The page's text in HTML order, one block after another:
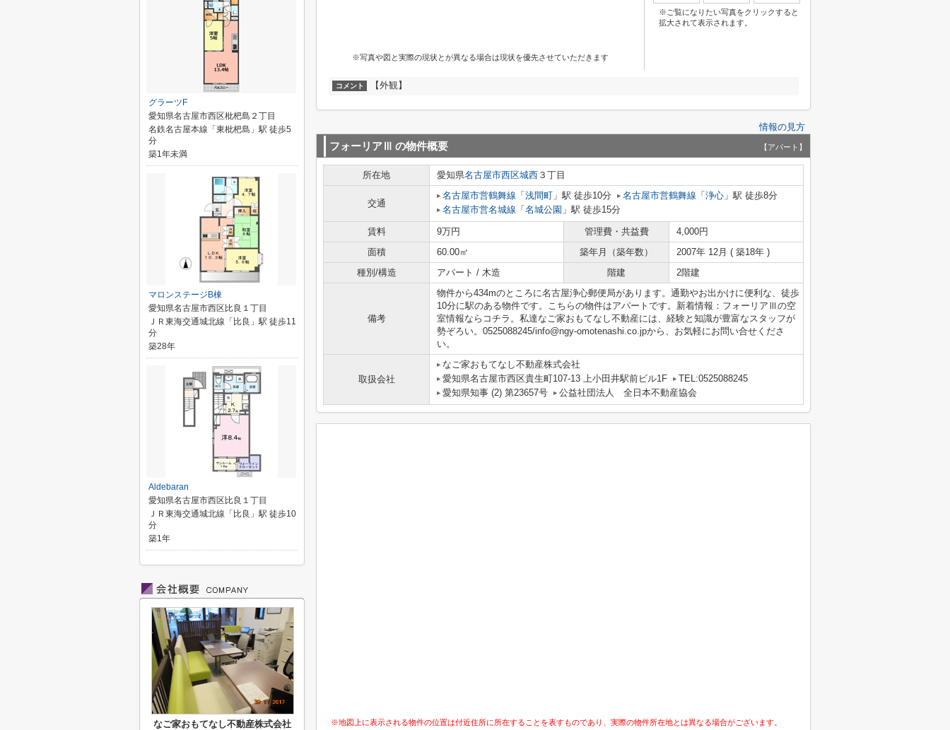
※写真や図と実際の現状とが異なる場合は現状を優先させていただきます
※ご覧になりたい写真をクリックすると
拡大されて表示されます。
コメント 【外観】
情報の見方
フォーリアⅢ の物件概要 【アパート】
所在地 愛知県名古屋市西区城西 ３丁目
交通
名古屋市営鶴舞線 「 浅間町 」駅 徒歩10分 名古屋市営鶴舞線 「 浄心 」駅 徒歩8分
名古屋市営名城線 「 名城公園 」駅 徒歩15分
賃料 9万円 管理費・共益費
4,000円
面積
60.00㎡ 築年月（築年数）
2007年 12月 ( 築18年 )
種別/構造
アパート / 木造 階建 2階建
備考
物件から434mのところに名古屋浄心郵便局があります。通勤やお出かけに便利な、徒歩
10分に駅のある物件です。こちらの物件はアパートです。新着情報：フォーリアⅢの空
室情報ならコチラ。私達なご家おもてなし不動産には、経験と知識が豊富なスタッフが
勢ぞろい。0525088245/info@ngy-omotenashi.co.jpから、お気軽にお問い合せくださ
い。
取扱会社
なご家おもてなし不動産株式会社
愛知県名古屋市西区貴生町107-13 上小田井駅前ビル1F
TEL:0525088245
愛知県知事 (2) 第23657号
公益社団法人 全日本不動産協会
※地図上に表示される物件の位置は付近住所に所在することを表すものであり、実際の物件所在地とは異なる場合がございます。
グラーツF
愛知県名古屋市西区枇杷島２丁目
名鉄名古屋本線「東枇杷島」駅 徒歩5
分
築1年未満
マロンステージB棟
愛知県名古屋市西区比良１丁目
ＪＲ東海交通城北線「比良」駅 徒歩11
分
築28年
Aldebaran
愛知県名古屋市西区比良１丁目
ＪＲ東海交通城北線「比良」駅 徒歩10
分
築1年
なご家おもてなし不動産株式会社